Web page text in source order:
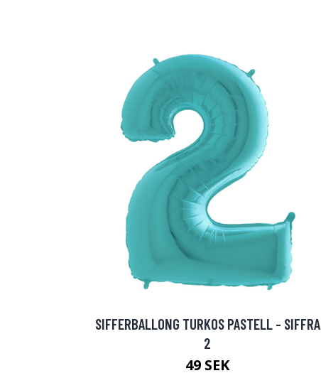
SIFFERBALLONG TURKOS PASTELL - SIFFRA
2
49 SEK